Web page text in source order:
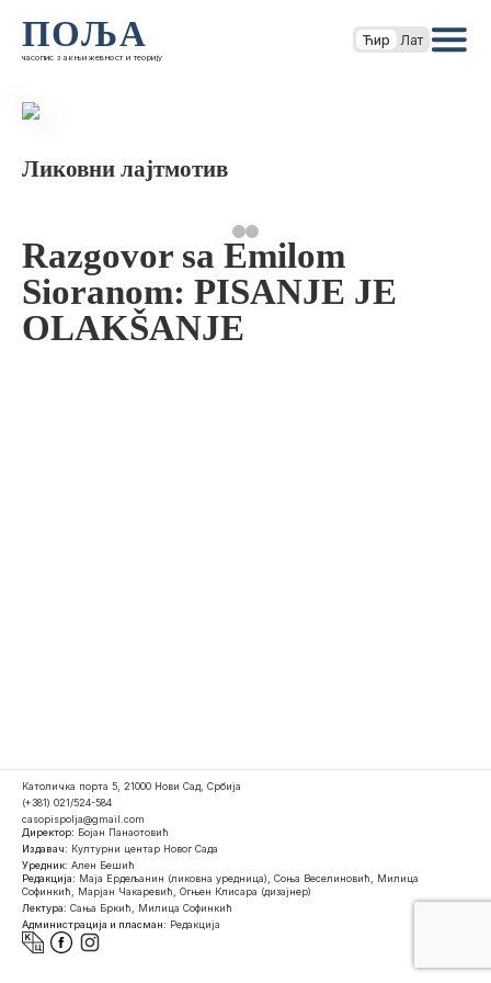
ПОЉА
часопис за књижевност и теорију
Ћир Лат
Ликовни лајтмотив
Razgovor sa Emilom
Sioranom: PISANJE JE
OLAKŠANJE
Католичка порта 5, 21000 Нови Сад, Србија
(+381) 021/524-584
casopispolja@gmail.com
Директор: Бојан Панаотовић
Издавач: Културни центар Новог Сада
Уредник: Ален Бешић
Редакција: Маја Ердељанин (ликовна уредница), Соња Веселиновић, Милица
Софинкић, Марјан Чакаревић, Огњен Клисара (дизајнер)
Лектура: Сања Бркић, Милица Софинкић
Администрација и пласман: Редакција